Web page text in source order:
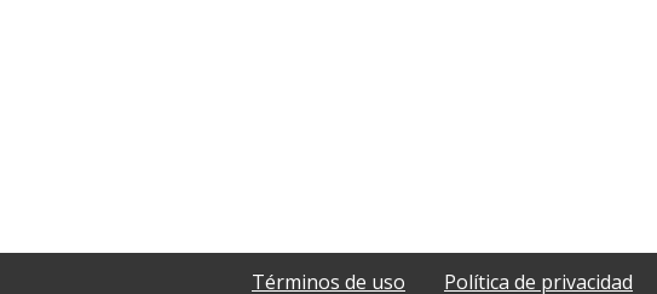
Términos de uso Política de privacidad